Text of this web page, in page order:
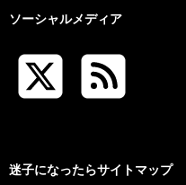
ソーシャルメディア
迷子になったらサイトマップ